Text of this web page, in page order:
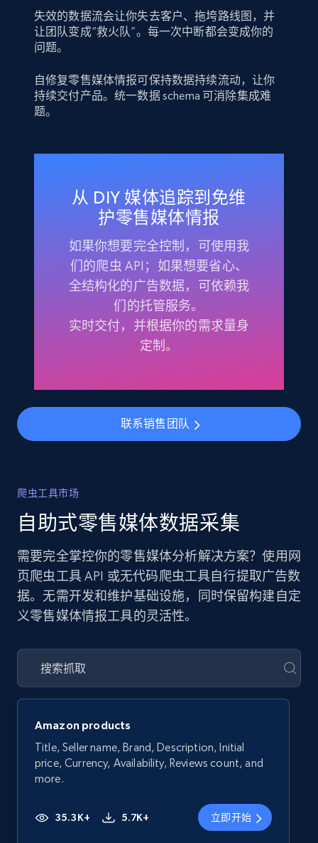
失效的数据流会让你失去客户、拖垮路线图，并
让团队变成“救火队”。每一次中断都会变成你的
问题。
自修复零售媒体情报可保持数据持续流动，让你
持续交付产品。统一数据 schema 可消除集成难
题。
从 DIY 媒体追踪到免维
护零售媒体情报
如果你想要完全控制，可使用我
们的爬虫 API；如果想要省心、
全结构化的广告数据，可依赖我
们的托管服务。
实时交付，并根据你的需求量身
定制。
联系销售团队
爬虫工具市场
自助式零售媒体数据采集
需要完全掌控你的零售媒体分析解决方案？使用网
页爬虫工具 API 或无代码爬虫工具自行提取广告数
据。无需开发和维护基础设施，同时保留构建自定
义零售媒体情报工具的灵活性。
Amazon products
Title, Seller name, Brand, Description, Initial
price, Currency, Availability, Reviews count, and
more.
35.3K+ 5.7K+ 立即开始